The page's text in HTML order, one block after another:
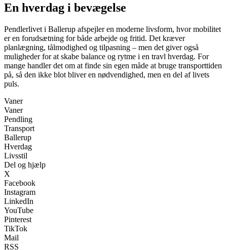
En hverdag i bevægelse
Pendlerlivet i Ballerup afspejler en moderne livsform, hvor mobilitet
er en forudsætning for både arbejde og fritid. Det kræver
planlægning, tålmodighed og tilpasning – men det giver også
muligheder for at skabe balance og rytme i en travl hverdag. For
mange handler det om at finde sin egen måde at bruge transporttiden
på, så den ikke blot bliver en nødvendighed, men en del af livets
puls.
Vaner
Vaner
Pendling
Transport
Ballerup
Hverdag
Livsstil
Del og hjælp
X
Facebook
Instagram
LinkedIn
YouTube
Pinterest
TikTok
Mail
RSS